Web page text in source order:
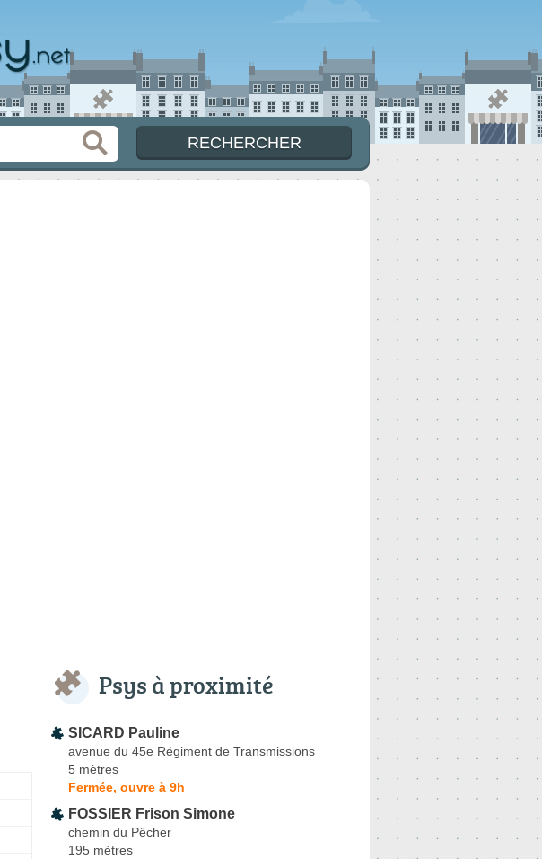
Psys à proximité
SICARD Pauline
avenue du 45e Régiment de Transmissions
5 mètres
Fermée, ouvre à 9h
FOSSIER Frison Simone
chemin du Pêcher
195 mètres